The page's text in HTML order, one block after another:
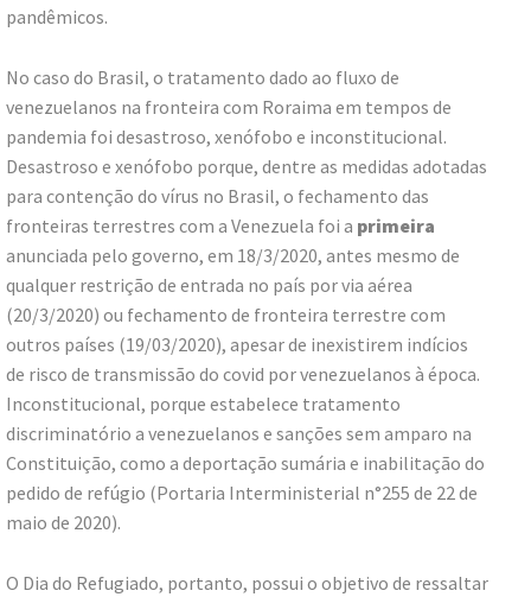
pandêmicos.
No caso do Brasil, o tratamento dado ao fluxo de
venezuelanos na fronteira com Roraima em tempos de
pandemia foi desastroso, xenófobo e inconstitucional.
Desastroso e xenófobo porque, dentre as medidas adotadas
para contenção do vírus no Brasil, o fechamento das
fronteiras terrestres com a Venezuela foi a primeira
anunciada pelo governo, em 18/3/2020, antes mesmo de
qualquer restrição de entrada no país por via aérea
(20/3/2020) ou fechamento de fronteira terrestre com
outros países (19/03/2020), apesar de inexistirem indícios
de risco de transmissão do covid por venezuelanos à época.
Inconstitucional, porque estabelece tratamento
discriminatório a venezuelanos e sanções sem amparo na
Constituição, como a deportação sumária e inabilitação do
pedido de refúgio (Portaria Interministerial n°255 de 22 de
maio de 2020).
O Dia do Refugiado, portanto, possui o objetivo de ressaltar